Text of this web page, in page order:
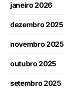
janeiro 2026
dezembro 2025
novembro 2025
outubro 2025
setembro 2025